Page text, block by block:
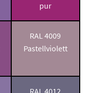
pur
RAL 4009
Pastellviolett